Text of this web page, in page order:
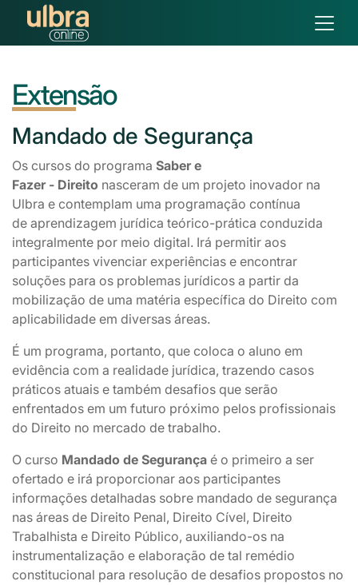
Extensão
Mandado de Segurança
Os cursos do programa Saber e
Fazer - Direito nasceram de um projeto inovador na
Ulbra e contemplam uma programação contínua
de aprendizagem jurídica teórico-prática conduzida
integralmente por meio digital. Irá permitir aos
participantes vivenciar experiências e encontrar
soluções para os problemas jurídicos a partir da
mobilização de uma matéria específica do Direito com
aplicabilidade em diversas áreas.
É um programa, portanto, que coloca o aluno em
evidência com a realidade jurídica, trazendo casos
práticos atuais e também desafios que serão
enfrentados em um futuro próximo pelos profissionais
do Direito no mercado de trabalho.
O curso Mandado de Segurança é o primeiro a ser
ofertado e irá proporcionar aos participantes
informações detalhadas sobre mandado de segurança
nas áreas de Direito Penal, Direito Cível, Direito
Trabalhista e Direito Público, auxiliando-os na
instrumentalização e elaboração de tal remédio
constitucional para resolução de desafios propostos no